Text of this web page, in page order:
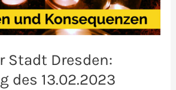
Stadt Dresden:
des 13.02.2023